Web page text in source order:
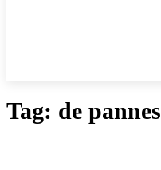
Tag: de